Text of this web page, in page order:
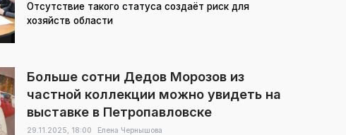
Отсутствие такого статуса создаёт риск для
хозяйств области
Больше сотни Дедов Морозов из
частной коллекции можно увидеть на
выставке в Петропавловске
29.11.2025, 18:00 Елена Чернышова